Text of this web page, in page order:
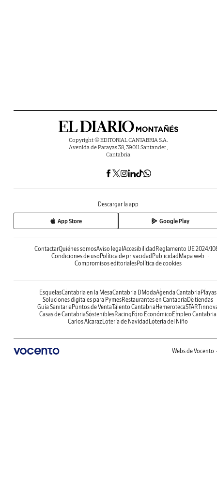
Copyright © EDITORIAL CANTABRIA S.A.
Avenida de Parayas 38, 39011 Santander ,
Cantabria
Descargar la app
App Store Google Play
ContactarQuiénes somosAviso legal Accesibilidad Reglamento UE 2024/
Condiciones de uso Política de privacidad Publicidad Mapa web
Compromisos editorialesPolítica de cookies
EsquelasCantabria en la MesaCantabria DModaAgenda Cantabria Playas
Soluciones digitales para PymesRestaurantes en Cantabria De tiendas
Guía Sanitaria Puntos de VentaTalento Cantabria Hemeroteca
Casas de CantabriaSosteniblesRacing Foro Económico Empleo Cantabria
Carlos AlcarazLotería de Navidad Lotería del Niño
Webs de Vocento